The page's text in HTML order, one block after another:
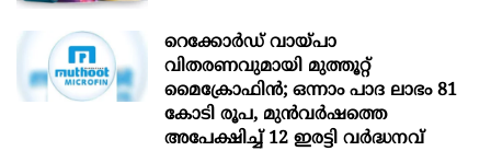
റെക്കോർഡ് വായ്പാ
വിതരണവുമായി മുത്തൂറ്റ്
മൈക്രോഫിൻ; ഒന്നാം പാദ ലാഭം 81
കോടി രൂപ, മുൻവർഷത്തെ
അപേക്ഷിച്ച് 12 ഇരട്ടി വർദ്ധനവ്